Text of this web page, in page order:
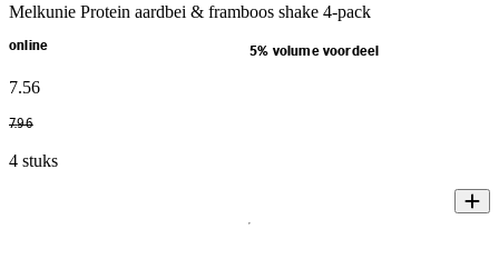
Melkunie Protein aardbei & framboos shake 4-pack
online 5% volume voordeel
7.56
7.96
4 stuks